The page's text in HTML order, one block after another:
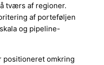
tværs af regioner.
af porteføljen
og pipeline-
positioneret omkring